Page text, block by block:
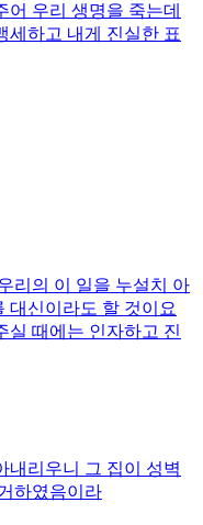
어 우리 생명을 죽는데
세하고 내게 진실한 표
리의 이 일을 누설치 아
대신이라도 할 것이요
실 때에는 인자하고 진
내리우니 그 집이 성벽
하였음이라